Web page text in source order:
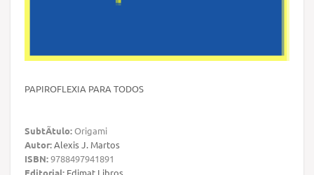
PAPIROFLEXIA PARA TODOS
SubtÃ­tulo:Origami
Autor:Alexis J. Martos
ISBN:9788497941891